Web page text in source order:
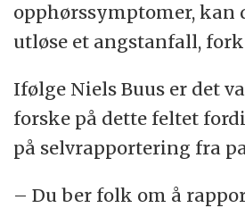
opphørssymptomer, kan
utløse et angstanfall,
Ifølge Niels Buus er det
forske på dette feltet
på selvrapportering fra
– Du ber folk om å